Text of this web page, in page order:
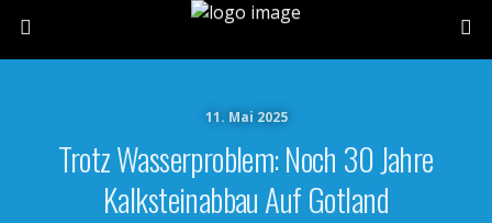
11. Mai 2025
Trotz Wasserproblem: Noch 30 Jahre
Kalksteinabbau Auf Gotland